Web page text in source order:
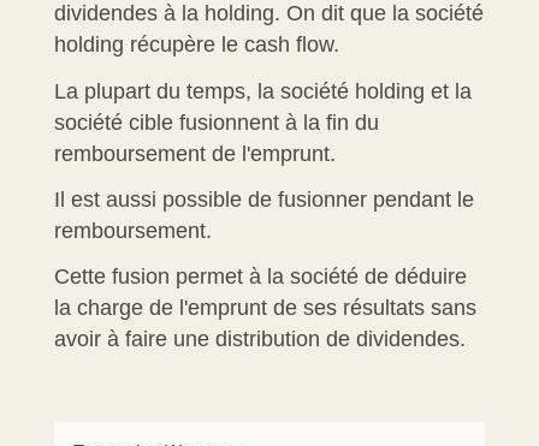
dividendes à la holding. On dit que la société
holding récupère le cash flow.
La plupart du temps, la société holding et la
société cible fusionnent à la fin du
remboursement de l'emprunt.
Il est aussi possible de fusionner pendant le
remboursement.
Cette fusion permet à la société de déduire
la charge de l'emprunt de ses résultats sans
avoir à faire une distribution de dividendes.